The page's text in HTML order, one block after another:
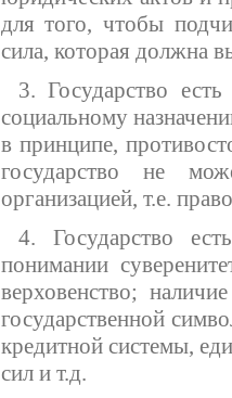
для того, чтобы
сила, которая должна
3. Государство
социальному
в принципе,
государство не
организацией, т.е.
4. Государство
понимании
верховенство;
государственной
кредитной системы,
сил и т.д.